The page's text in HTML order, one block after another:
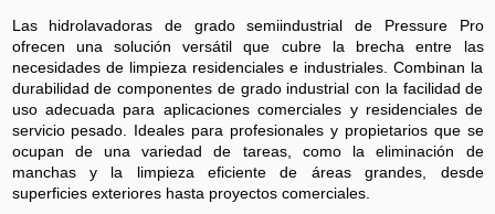
Las hidrolavadoras de grado semiindustrial de Pressure Pro
ofrecen una solución versátil que cubre la brecha entre las
necesidades de limpieza residenciales e industriales. Combinan la
durabilidad de componentes de grado industrial con la facilidad de
uso adecuada para aplicaciones comerciales y residenciales de
servicio pesado. Ideales para profesionales y propietarios que se
ocupan de una variedad de tareas, como la eliminación de
manchas y la limpieza eficiente de áreas grandes, desde
superficies exteriores hasta proyectos comerciales.